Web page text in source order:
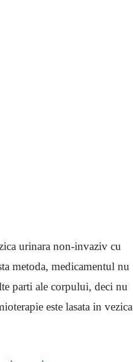
urinara non-invaziv cu
metoda, medicamentul nu
parti ale corpului, deci nu
este lasata in vezica